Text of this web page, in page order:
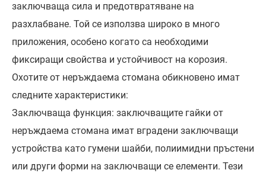
заключваща сила и предотвратяване на
разхлабване. Той се използва широко в много
приложения, особено когато са необходими
фиксиращи свойства и устойчивост на корозия.
Охотите от неръждаема стомана обикновено имат
следните характеристики:
Заключваща функция: заключващите гайки от
неръждаема стомана имат вградени заключващи
устройства като гумени шайби, полиимидни пръстени
или други форми на заключващи се елементи. Тези